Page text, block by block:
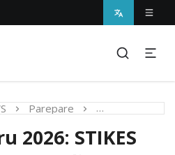
Kasih
Parepare Semangat
2026: STIKES